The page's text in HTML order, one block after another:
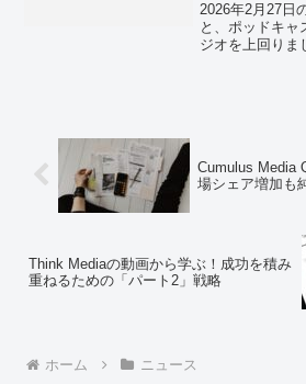
2026年2月27日
と、ポッドキャ
ジオを上回りま
市場変化の詳
の動向をデータ
Cumulus Media
場シェア増加も
Think Mediaの動画から学ぶ！成功を積み
重ねるための「パート2」戦略
ホーム ニュース